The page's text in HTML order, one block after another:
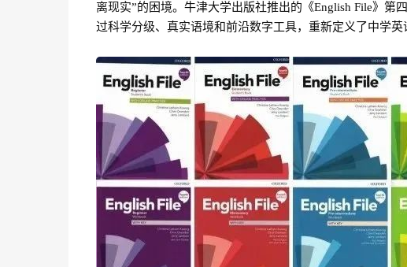
离现实”的困境。牛津大学出版社推出的《English File》第
过科学分级、真实语境和前沿数字工具，重新定义了中学英